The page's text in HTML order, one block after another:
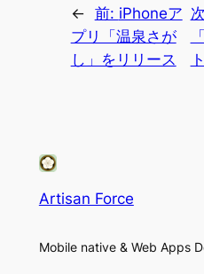
← 前: iPhoneア
プリ「温泉さが
し」をリリース
Artisan Force
Mobile native & Web Apps